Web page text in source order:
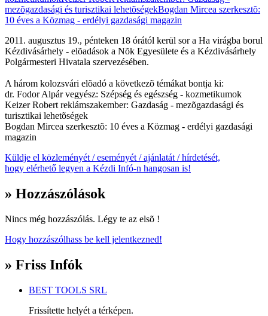
2011. augusztus 19., pénteken 18 órától kerül sor a Ha virágba borul
Kézdivásárhely - elõadások a Nõk Egyesülete és a Kézdivásárhely
Polgármesteri Hivatala szervezésében.
A három kolozsvári elõadó a következõ témákat bontja ki:
dr. Fodor Alpár vegyész: Szépség és egészség - kozmetikumok
Keizer Robert reklámszakember: Gazdaság - mezõgazdasági és
turisztikai lehetõségek
Bogdan Mircea szerkesztõ: 10 éves a Közmag - erdélyi gazdasági
magazin
Küldje el közleményét / eseményét / ajánlatát / hírdetését,
hogy elérhető legyen a Kézdi Infó-n hangosan is!
» Hozzászólások
Nincs még hozzászólás. Légy te az elsõ !
Hogy hozzászólhass be kell jelentkezned!
» Friss Infók
BEST TOOLS SRL
Frissítette helyét a térképen.